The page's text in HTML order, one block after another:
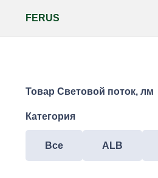
FERUS
Товар Световой поток, лм
Категория
Все ALB